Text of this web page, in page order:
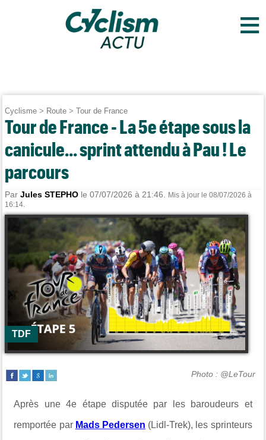
≡
Cyclisme > Route >Tour de France
Tour de France - La 5e étape sous la
canicule... sprint attendu à Pau ! Le
parcours
ParJules STEPHO le 07/07/2026 à 21:46.
Mis à jour le 08/07/2026 à
16:14.
TDF
Photo : @LeTour
Après une 4e étape disputée par les baroudeurs et
remportée par Mads Pedersen (Lidl-Trek), les sprinteurs